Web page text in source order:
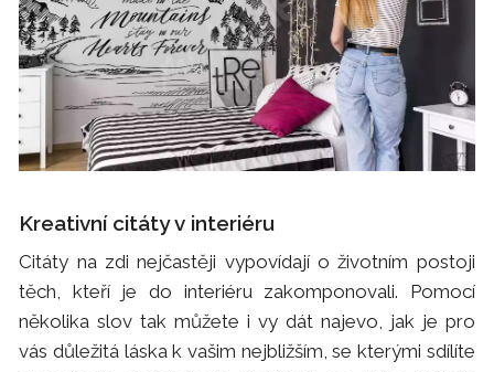
Kreativní citáty v interiéru
Citáty na zdi nejčastěji vypovídají o životním postoji
těch, kteří je do interiéru zakomponovali. Pomocí
několika slov tak můžete i vy dát najevo, jak je pro
vás důležitá láska k vašim nejbližším, se kterými sdílíte